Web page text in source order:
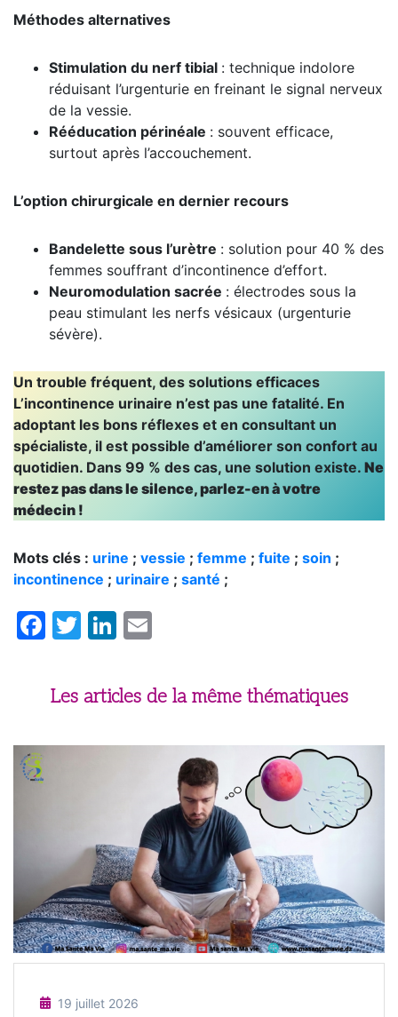
Méthodes alternatives
Stimulation du nerf tibial : technique indolore
réduisant l’urgenturie en freinant le signal nerveux
de la vessie.
Rééducation périnéale : souvent efficace,
surtout après l’accouchement.
L’option chirurgicale en dernier recours
Bandelette sous l’urètre : solution pour 40 % des
femmes souffrant d’incontinence d’effort.
Neuromodulation sacrée : électrodes sous la
peau stimulant les nerfs vésicaux (urgenturie
sévère).
Un trouble fréquent, des solutions efficaces
L’incontinence urinaire n’est pas une fatalité. En
adoptant les bons réflexes et en consultant un
spécialiste, il est possible d’améliorer son confort au
quotidien. Dans 99 % des cas, une solution existe. Ne
restez pas dans le silence, parlez-en à votre
médecin !
Mots clés : urine ; vessie ; femme ; fuite ; soin ;
incontinence ; urinaire ; santé ;
Facebook
TwitterLinkedIn
Les articles de la même thématiques
19 juillet 2026